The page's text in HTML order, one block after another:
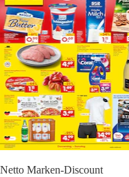
Netto Marken-Discount